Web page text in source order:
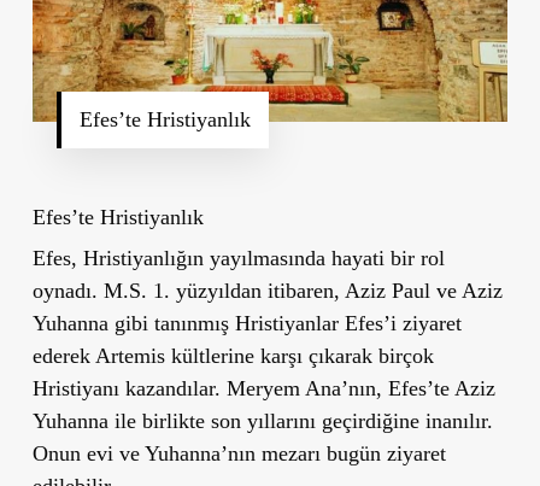
Efes’te Hristiyanlık
Efes’te Hristiyanlık
Efes, Hristiyanlığın yayılmasında hayati bir rol
oynadı. M.S. 1. yüzyıldan itibaren, Aziz Paul ve Aziz
Yuhanna gibi tanınmış Hristiyanlar Efes’i ziyaret
ederek Artemis kültlerine karşı çıkarak birçok
Hristiyanı kazandılar. Meryem Ana’nın, Efes’te Aziz
Yuhanna ile birlikte son yıllarını geçirdiğine inanılır.
Onun evi ve Yuhanna’nın mezarı bugün ziyaret